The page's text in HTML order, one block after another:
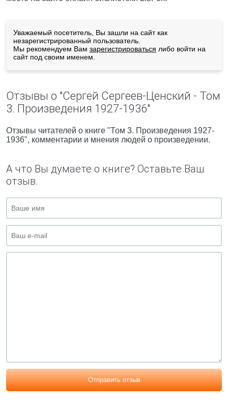
Уважаемый посетитель, Вы зашли на сайт как
незарегистрированный пользователь.
Мы рекомендуем Вам зарегистрироваться либо войти на
сайт под своим именем.
Отзывы о "Сергей Сергеев-Ценский - Том
3. Произведения 1927-1936"
Отзывы читателей о книге "Том 3. Произведения 1927-
1936", комментарии и мнения людей о произведении.
А что Вы думаете о книге? Оставьте Ваш
отзыв.
Отправить отзыв